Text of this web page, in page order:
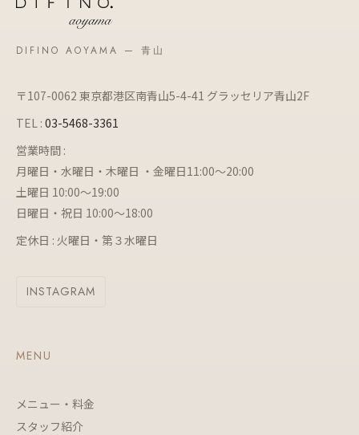
DIFINO AOYAMA — 青山
〒107-0062 東京都港区南青山5-4-41 グラッセリア青山2F
TEL : 03-5468-3361
営業時間 :
月曜日・水曜日・木曜日 ・金曜日11:00～20:00
土曜日 10:00～19:00
日曜日・祝日 10:00～18:00
定休日 : 火曜日・第３水曜日
INSTAGRAM
MENU
メニュー・料金
スタッフ紹介